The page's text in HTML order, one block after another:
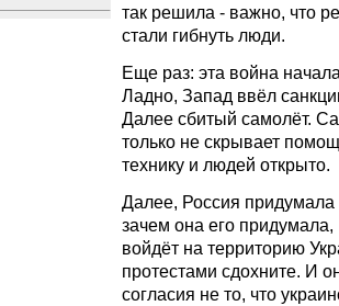
так решила - важно, что
стали гибнуть люди.
Еще раз: эта война
Ладно, Запад ввёл
Далее сбитый самолёт.
только не скрывает
технику и людей открыто.
Далее, Россия
зачем она его
войдёт на территорию
протестами сдохните. И
согласия не то, что